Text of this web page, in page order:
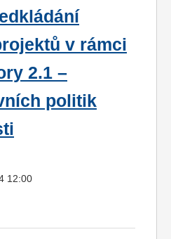
v rámci
2.1 –
politik
12:00